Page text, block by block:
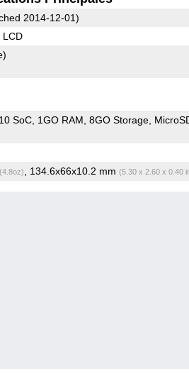
2014-12-01)
LCD
SoC 1GO RAM 8GO Storage
(4.8oz) , 134.6x66x10.2 mm (5.30 x 2.60 x 0.40